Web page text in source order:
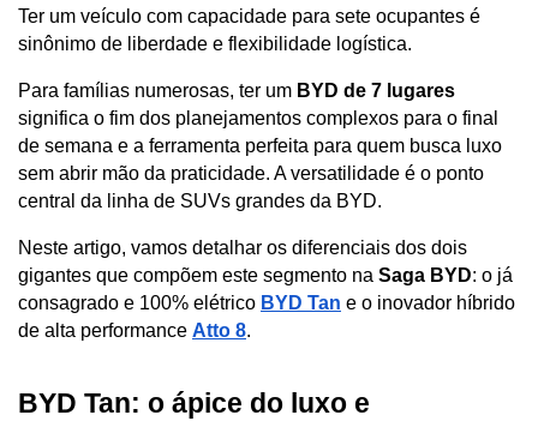
Ter um veículo com capacidade para sete ocupantes é
sinônimo de liberdade e flexibilidade logística.
Para famílias numerosas, ter um BYD de 7 lugares
significa o fim dos planejamentos complexos para o final
de semana e a ferramenta perfeita para quem busca luxo
sem abrir mão da praticidade. A versatilidade é o ponto
central da linha de SUVs grandes da BYD.
Neste artigo, vamos detalhar os diferenciais dos dois
gigantes que compõem este segmento na Saga BYD: o já
consagrado e 100% elétrico BYD Tan e o inovador híbrido
de alta performance Atto 8.
BYD Tan: o ápice do luxo e